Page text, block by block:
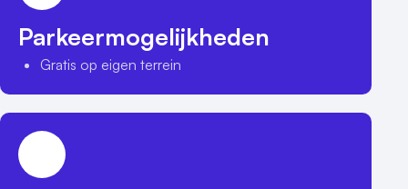
Parkeermogelijkheden
Gratis op eigen terrein